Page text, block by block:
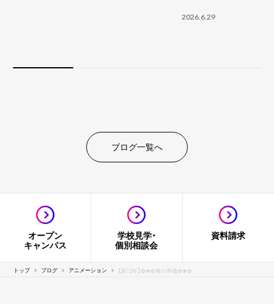
2026.6.29
ブログ一覧へ
オープン
キャンパス
学校見学・
個別相談会
資料請求
トップ ブログ アニメーション 【新！2年】✿❀✿春の準備✿❀✿